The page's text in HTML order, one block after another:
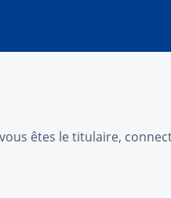
êtes le titulaire,